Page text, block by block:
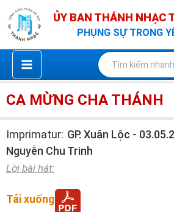
Nhảy
tới
nội
dung
ỦY BAN THÁNH NHẠC
PHỤNG SỰ TRONG
CA MỪNG CHA THÁNH
Imprimatur: GP. Xuân Lộc -
Nguyễn Chu Trinh
Lời bài hát:
Tải xuống